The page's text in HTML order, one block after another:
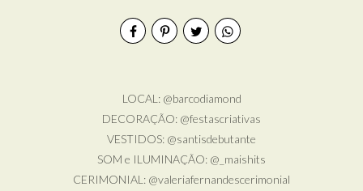
LOCAL: @barcodiamond
DECORAÇÃO: @festascriativas
VESTIDOS: @santisdebutante
SOM e ILUMINAÇÃO: @_maishits
CERIMONIAL: @valeriafernandescerimonial